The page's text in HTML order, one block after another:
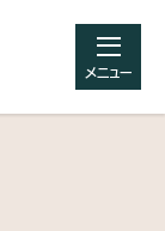
メニュー